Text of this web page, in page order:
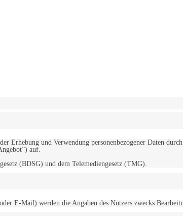
Erhebung und Verwendung personenbezogener Daten
auf.
(BDSG) und dem Telemediengesetz (TMG).
E-Mail) werden die Angaben des Nutzers zwecks